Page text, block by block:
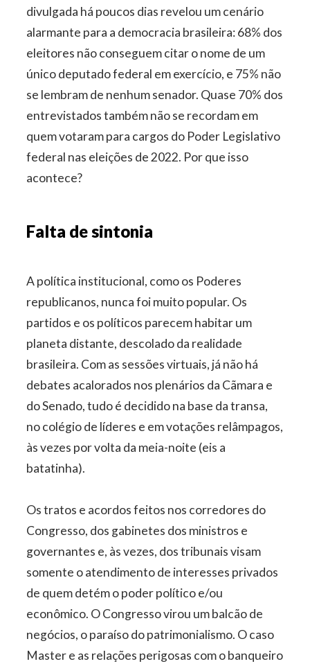
divulgada há poucos dias revelou um cenário
alarmante para a democracia brasileira: 68% dos
eleitores não conseguem citar o nome de um
único deputado federal em exercício, e 75% não
se lembram de nenhum senador. Quase 70% dos
entrevistados também não se recordam em
quem votaram para cargos do Poder Legislativo
federal nas eleições de 2022. Por que isso
acontece?
Falta de sintonia
A política institucional, como os Poderes
republicanos, nunca foi muito popular. Os
partidos e os políticos parecem habitar um
planeta distante, descolado da realidade
brasileira. Com as sessões virtuais, já não há
debates acalorados nos plenários da Cãmara e
do Senado, tudo é decidido na base da transa,
no colégio de líderes e em votações relâmpagos,
às vezes por volta da meia-noite (eis a
batatinha).
Os tratos e acordos feitos nos corredores do
Congresso, dos gabinetes dos ministros e
governantes e, às vezes, dos tribunais visam
somente o atendimento de interesses privados
de quem detém o poder político e/ou
econômico. O Congresso virou um balcão de
negócios, o paraíso do patrimonialismo. O caso
Master e as relações perigosas com o banqueiro